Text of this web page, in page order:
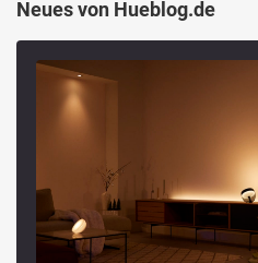
Neues von Hueblog.de